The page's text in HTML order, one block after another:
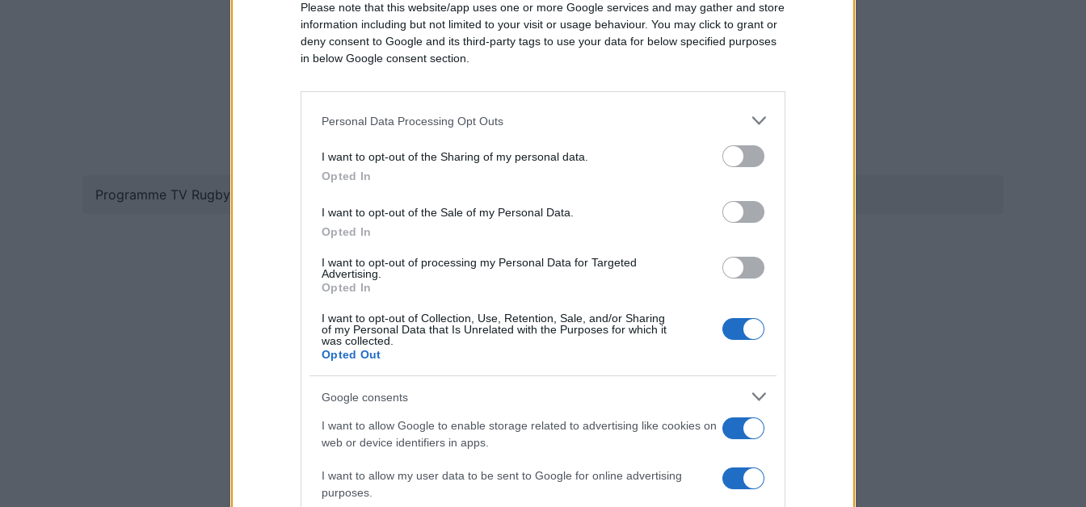
Please note that this website/app uses one or more Google services and may gather and store
information including but not limited to your visit or usage behaviour. You may click to grant or
deny consent to Google and its third-party tags to use your data for below specified purposes
in below Google consent section.
Personal Data Processing Opt Outs
I want to opt-out of the Sharing of my personal data.
Opted In
I want to opt-out of the Sale of my Personal Data.
Opted In
I want to opt-out of processing my Personal Data for Targeted
Advertising.
Opted In
I want to opt-out of Collection, Use, Retention, Sale, and/or Sharing
of my Personal Data that Is Unrelated with the Purposes for which it
was collected.
Opted Out
Google consents
I want to allow Google to enable storage related to advertising like cookies on
web or device identifiers in apps.
I want to allow my user data to be sent to Google for online advertising
purposes.
Programme TV Rugby
Dimanche 14 Décembre 2025
16h15